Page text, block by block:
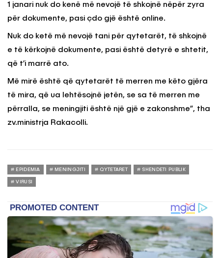
1 janari nuk do kenë më nevojë të shkojnë nëpër zyra
për dokumente, pasi çdo gjë është online.
Nuk do ketë më nevojë tani për qytetarët, të shkojnë
e të kërkojnë dokumente, pasi është detyrë e shtetit,
që t’i marrë ato.
Më mirë është që qytetarët të merren me këto gjëra
të mira, që ua lehtësojnë jetën, se sa të merren me
përralla, se meningjiti është një gjë e zakonshme”, tha
zv.ministrja Rakacolli.
EPIDEMIA MENINGJITI QYTETARET SHENDETI PUBLIK
VIRUSI